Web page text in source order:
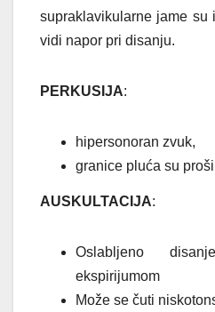
supraklavikularne jame su
vidi napor pri disanju.
PERKUSIJA:
hipersonoran zvuk,
granice pluća su
AUSKULTACIJA:
Oslabljeno
ekspirijumom
Može se čuti